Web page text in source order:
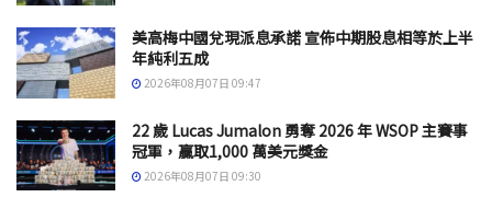
美高梅中國兌現派息承諾 宣佈中期股息相等於上半
年純利五成
2026年08月07日 09:47
22 歲 Lucas Jumalon 勇奪 2026 年 WSOP 主賽事
冠軍，贏取1,000 萬美元獎金
2026年08月07日 09:30